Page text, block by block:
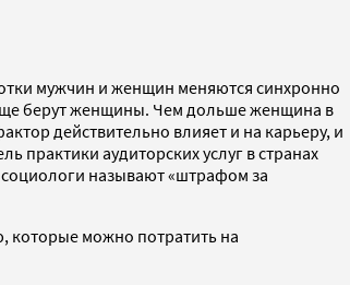
мужчин и женщин меняются синхронно
берут женщины. Чем дольше женщина в
действительно влияет и на карьеру, и
практики аудиторских услуг в странах
называют «штрафом за
которые можно потратить на